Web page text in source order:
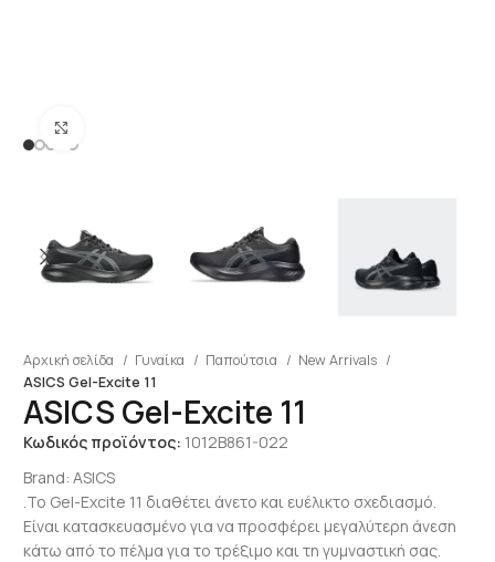
Αρχική σελίδα Γυναίκα Παπούτσια
New Arrivals
ASICS Gel-Excite 11
ASICS Gel-Excite 11
Κωδικός προϊόντος: 1012B861-022
Brand: ASICS
.Το Gel-Excite 11 διαθέτει άνετο και ευέλικτο σχεδιασμό.
Είναι κατασκευασμένο για να προσφέρει μεγαλύτερη άνεση
κάτω από το πέλμα για το τρέξιμο και τη γυμναστική σας.